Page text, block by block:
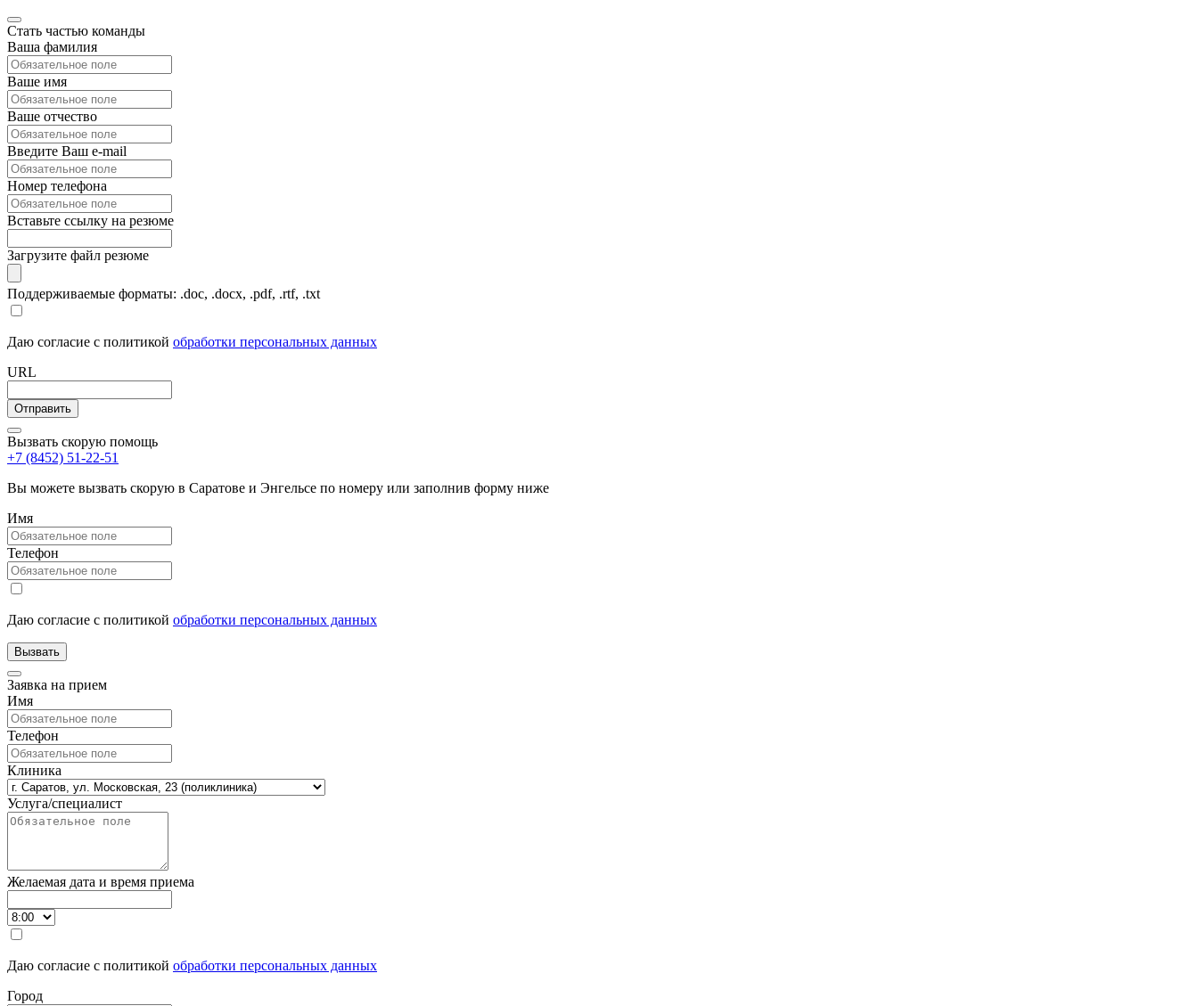
Стать частью команды
Ваша фамилия
Ваше имя
Ваше отчество
Введите Ваш e-mail
Номер телефона
Вставьте ссылку на резюме
Загрузите файл резюме
Поддерживаемые форматы: .doc, .docx, .pdf, .rtf, .txt
Даю согласие с политикой обработки персональных данных
URL
Вызвать скорую помощь
+7 (8452) 51-22-51
Вы можете вызвать скорую в Саратове и Энгельсе по номеру или заполнив форму ниже
Имя
Телефон
Даю согласие с политикой обработки персональных данных
Заявка на прием
Имя
Телефон
Клиника
Услуга/специалист
Желаемая дата и время приема
Даю согласие с политикой обработки персональных данных
Город